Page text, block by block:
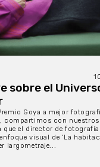
sobre el
Goya a mejor
compartimos con
que el director de fotografía
visual de ‘La
largometraje...